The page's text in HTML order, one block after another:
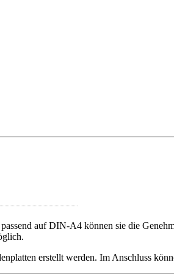
auf DIN-A4 können sie die
erstellt werden. Im Anschluss